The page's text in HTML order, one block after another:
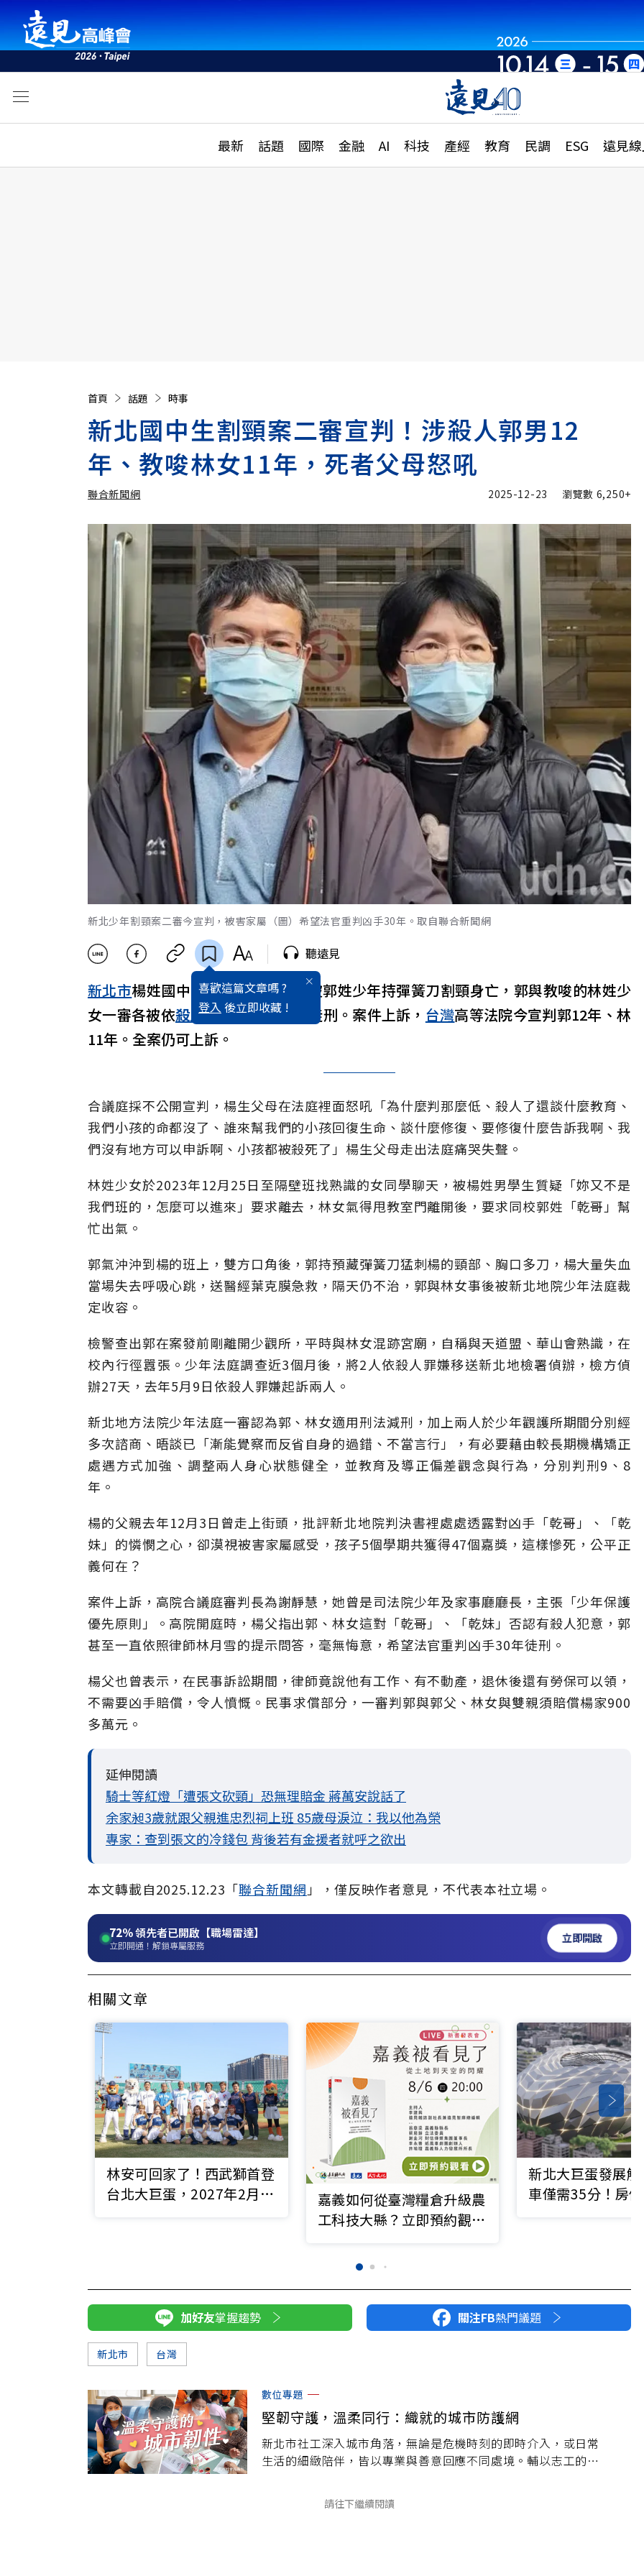
最新 話題 國際 金融 AI 科技 產經 教育 民調 ESG 遠見
活動
話題
國際
特輯
大學升學、職涯攻略
縣市施政調查全解析
首頁 話題 時事
新北國中生割頸案二審宣判！涉殺人郭男12
年、教唆林女11年，死者父母怒吼
聯合新聞網
聯合新聞網 加入追蹤
2025-12-23 瀏覽數 6,250+
新北少年割頸案二審今宣判，被害家屬（圖）希望法官重判凶手30年。取自聯合新聞網
喜歡這篇文章嗎 ?
登入 後立即收藏 !
聽遠見
新北市楊姓國中生前年耶誕節在校被郭姓少年持彈簧刀割頸身亡，郭與教唆的林姓少
女一審各被依殺人罪判決9年、8年徒刑。案件上訴， 台灣高等法院今宣判郭12年、林
11年。全案仍可上訴。
合議庭採不公開宣判，楊生父母在法庭裡面怒吼「為什麼判那麼低、殺人了還談什麼教育、
我們小孩的命都沒了、誰來幫我們的小孩回復生命、談什麼修復、要修復什麼告訴我啊、我
們沒有地方可以申訴啊、小孩都被殺死了」楊生父母走出法庭痛哭失聲。
林姓少女於2023年12月25日至隔壁班找熟識的女同學聊天，被楊姓男學生質疑「妳又不是
我們班的，怎麼可以進來」要求離去，林女氣得甩教室門離開後，要求同校郭姓「乾哥」幫
忙出氣。
郭氣沖沖到楊的班上，雙方口角後，郭持預藏彈簧刀猛刺楊的頸部、胸口多刀，楊大量失血
當場失去呼吸心跳，送醫經葉克膜急救，隔天仍不治，郭與林女事後被新北地院少年法庭裁
定收容。
檢警查出郭在案發前剛離開少觀所，平時與林女混跡宮廟，自稱與天道盟、華山會熟識，在
校內行徑囂張。少年法庭調查近3個月後，將2人依殺人罪嫌移送新北地檢署偵辦，檢方偵
辦27天，去年5月9日依殺人罪嫌起訴兩人。
新北地方法院少年法庭一審認為郭、林女適用刑法減刑，加上兩人於少年觀護所期間分別經
多次諮商、晤談已「漸能覺察而反省自身的過錯、不當言行」，有必要藉由較長期機構矯正
處遇方式加強、調整兩人身心狀態健全，並教育及導正偏差觀念與行為，分別判刑9、8
年。
楊的父親去年12月3日曾走上街頭，批評新北地院判決書裡處處透露對凶手「乾哥」、「乾
妹」的憐憫之心，卻漠視被害家屬感受，孩子5個學期共獲得47個嘉獎，這樣慘死，公平正
義何在？
案件上訴，高院合議庭審判長為謝靜慧，她曾是司法院少年及家事廳廳長，主張「少年保護
優先原則」。高院開庭時，楊父指出郭、林女這對「乾哥」、「乾妹」否認有殺人犯意，郭
甚至一直依照律師林月雪的提示問答，毫無悔意，希望法官重判凶手30年徒刑。
楊父也曾表示，在民事訴訟期間，律師竟說他有工作、有不動產，退休後還有勞保可以領，
不需要凶手賠償，令人憤慨。民事求償部分，一審判郭與郭父、林女與雙親須賠償楊家900
多萬元。
延伸閱讀
騎士等紅燈「遭張文砍頸」恐無理賠金 蔣萬安說話了
余家昶3歲就跟父親進忠烈祠上班 85歲母淚泣：我以他為榮
專家：查到張文的冷錢包 背後若有金援者就呼之欲出
本文轉載自2025.12.23「聯合新聞網 」，僅反映作者意見，不代表本社立場。
72%領先者已開啟【職場雷達】
立即開通！解鎖專屬服務
立即開啟
相關文章
林安可回家了！西武獅首登
台北大巨蛋，2027年2月連
嘉義如何從臺灣糧倉升級農
工科技大縣？立即預約觀看
新北大巨蛋發展
車僅需35分！房
加好友掌握趨勢 關注FB熱門議題
新北市 台灣
數位專題
堅韌守護，溫柔同行：織就的城市防護網
新北市社工深入城市角落，無論是危機時刻的即時介入，或日常
生活的細緻陪伴，皆以專業與善意回應不同處境。輔以志工的暖
累積出一座更有溫度的城市。
請往下繼續閱讀